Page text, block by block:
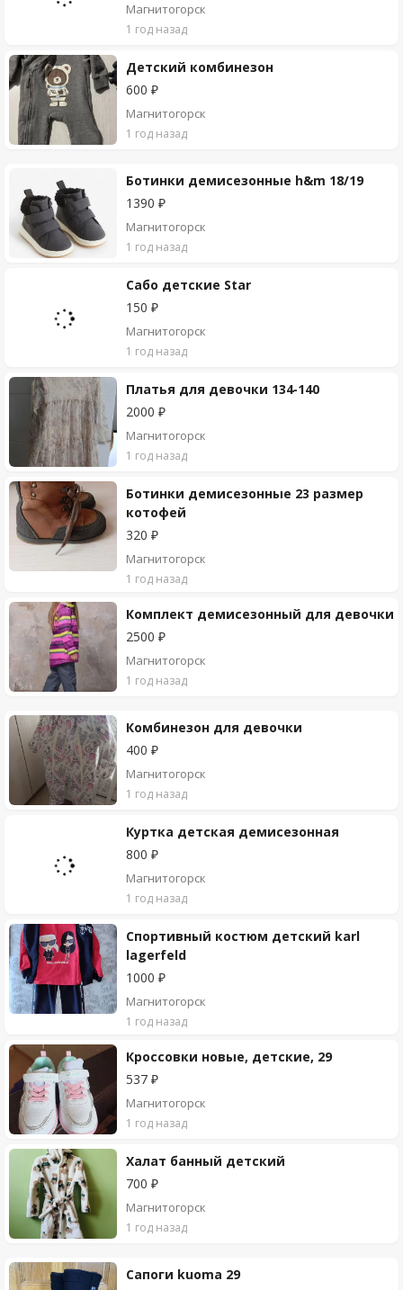
Магнитогорск
1 год назад
Детский комбинезон
600 ₽
Магнитогорск
1 год назад
Ботинки демисезонные h&m 18/19
1390 ₽
Магнитогорск
1 год назад
Сабо детские Star
150 ₽
Магнитогорск
1 год назад
Платья для девочки 134-140
2000 ₽
Магнитогорск
1 год назад
Ботинки демисезонные 23 размер
котофей
320 ₽
Магнитогорск
1 год назад
Комплект демисезонный для девочки
2500 ₽
Магнитогорск
1 год назад
Комбинезон для девочки
400 ₽
Магнитогорск
1 год назад
Куртка детская демисезонная
800 ₽
Магнитогорск
1 год назад
Спортивный костюм детский karl
lagerfeld
1000 ₽
Магнитогорск
1 год назад
Кроссовки новые, детские, 29
537 ₽
Магнитогорск
1 год назад
Халат банный детский
700 ₽
Магнитогорск
1 год назад
Сапоги kuoma 29